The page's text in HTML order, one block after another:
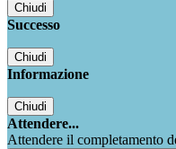
Chiudi
Successo
Chiudi
Informazione
Chiudi
Attendere...
Attendere il completamento